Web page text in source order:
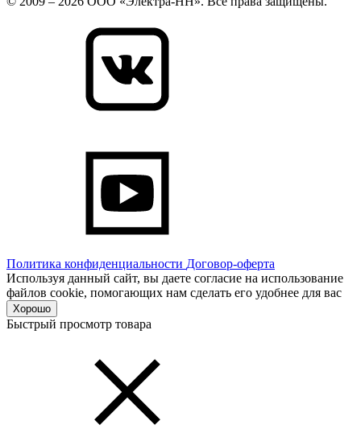
Политика конфиденциальности Договор-оферта
Используя данный сайт, вы даете согласие на использование
файлов cookie, помогающих нам сделать его удобнее для вас
Хорошо
Быстрый просмотр товара